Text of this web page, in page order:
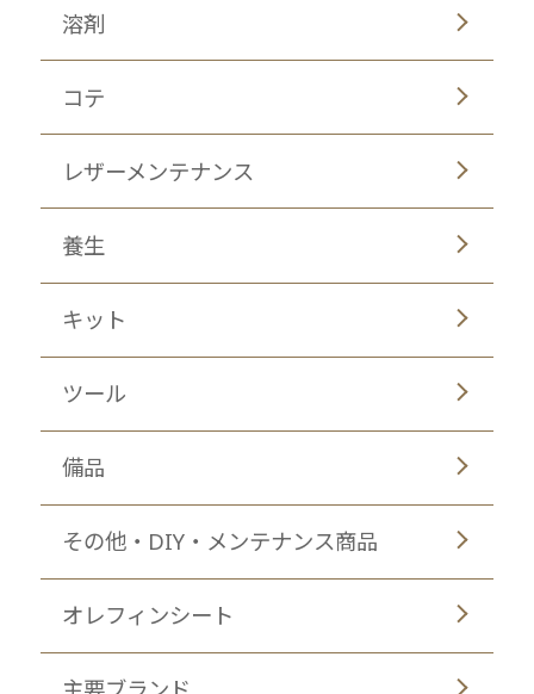
溶剤
コテ
レザーメンテナンス
養生
キット
ツール
備品
その他・DIY・メンテナンス商品
オレフィンシート